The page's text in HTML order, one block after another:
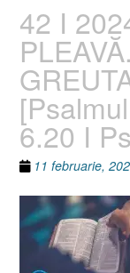
42 I
6.20 I
11 februarie,